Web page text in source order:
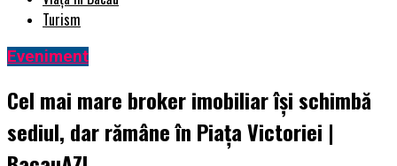
Turism
Eveniment
Cel mai mare broker imobiliar îşi schimbă
sediul, dar rămâne în Piaţa Victoriei |